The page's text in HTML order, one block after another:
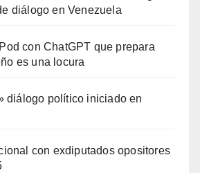
diálogo en Venezuela
con ChatGPT que prepara
es una locura
diálogo político iniciado en
con exdiputados opositores